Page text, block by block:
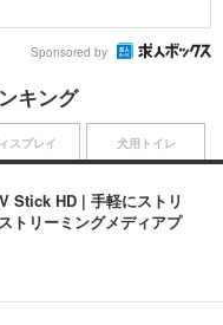
Sponsored by
キング
Stick HD | 手軽にストリ
トリーミングメディアプ
スプレイ 犬用トイレ